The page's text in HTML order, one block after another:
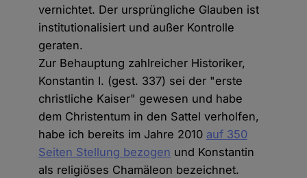
vernichtet. Der ursprüngliche Glauben ist
institutionalisiert und außer Kontrolle
geraten.
Zur Behauptung zahlreicher Historiker,
Konstantin I. (gest. 337) sei der "erste
christliche Kaiser" gewesen und habe
dem Christentum in den Sattel verholfen,
habe ich bereits im Jahre 2010 auf 350
Seiten Stellung bezogen und Konstantin
als religiöses Chamäleon bezeichnet.